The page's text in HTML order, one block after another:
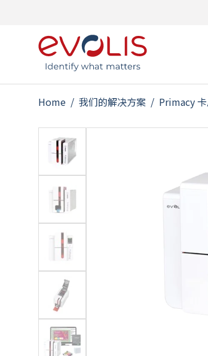
Home / 我们的解决方案 / Primacy